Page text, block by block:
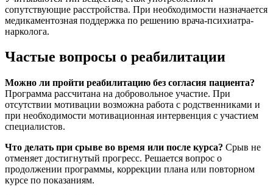
сопутствующие расстройства. При необходимости назначается
медикаментозная поддержка по решению врача-психиатра-
нарколога.
Частые вопросы о реабилитации
Можно ли пройти реабилитацию без согласия пациента?
Программа рассчитана на добровольное участие. При
отсутствии мотивации возможна работа с родственниками и
при необходимости мотивационная интервенция с участием
специалистов.
Что делать при срыве во время или после курса? Срыв не
отменяет достигнутый прогресс. Решается вопрос о
продолжении программы, коррекции плана или повторном
курсе по показаниям.